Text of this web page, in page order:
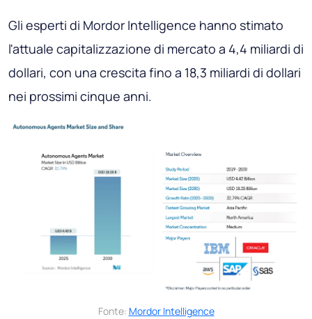
Gli esperti di Mordor Intelligence hanno stimato
l'attuale capitalizzazione di mercato a 4,4 miliardi di
dollari, con una crescita fino a 18,3 miliardi di dollari
nei prossimi cinque anni.
Fonte: Mordor Intelligence